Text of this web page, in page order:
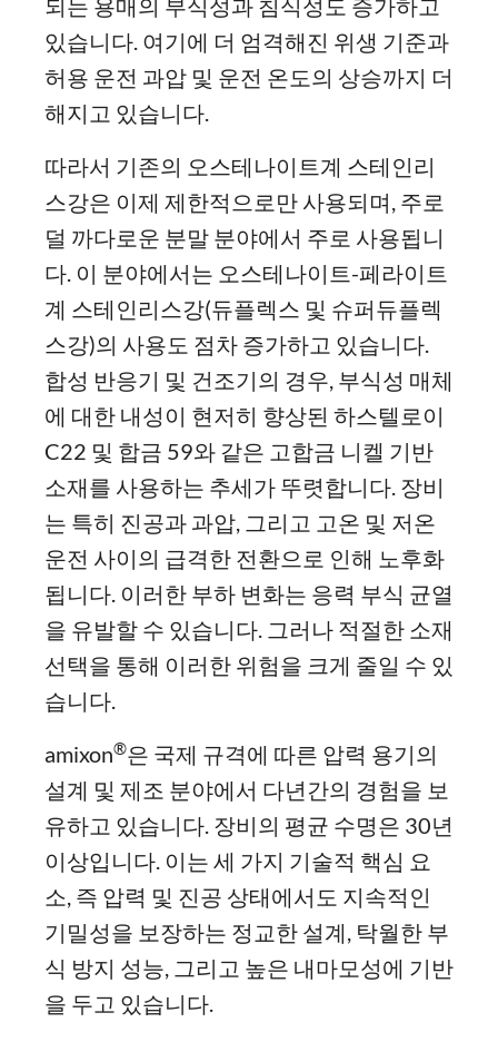
되는 용매의 부식성과 침식성도 증가하고
있습니다. 여기에 더 엄격해진 위생 기준과
허용 운전 과압 및 운전 온도의 상승까지 더
해지고 있습니다.
따라서 기존의 오스테나이트계 스테인리
스강은 이제 제한적으로만 사용되며, 주로
덜 까다로운 분말 분야에서 주로 사용됩니
다. 이 분야에서는 오스테나이트-페라이트
계 스테인리스강(듀플렉스 및 슈퍼듀플렉
스강)의 사용도 점차 증가하고 있습니다.
합성 반응기 및 건조기의 경우, 부식성 매체
에 대한 내성이 현저히 향상된 하스텔로이
C22 및 합금 59와 같은 고합금 니켈 기반
소재를 사용하는 추세가 뚜렷합니다. 장비
는 특히 진공과 과압, 그리고 고온 및 저온
운전 사이의 급격한 전환으로 인해 노후화
됩니다. 이러한 부하 변화는 응력 부식 균열
을 유발할 수 있습니다. 그러나 적절한 소재
선택을 통해 이러한 위험을 크게 줄일 수 있
습니다.
amixon®은 국제 규격에 따른 압력 용기의
설계 및 제조 분야에서 다년간의 경험을 보
유하고 있습니다. 장비의 평균 수명은 30년
이상입니다. 이는 세 가지 기술적 핵심 요
소, 즉 압력 및 진공 상태에서도 지속적인
기밀성을 보장하는 정교한 설계, 탁월한 부
식 방지 성능, 그리고 높은 내마모성에 기반
을 두고 있습니다.